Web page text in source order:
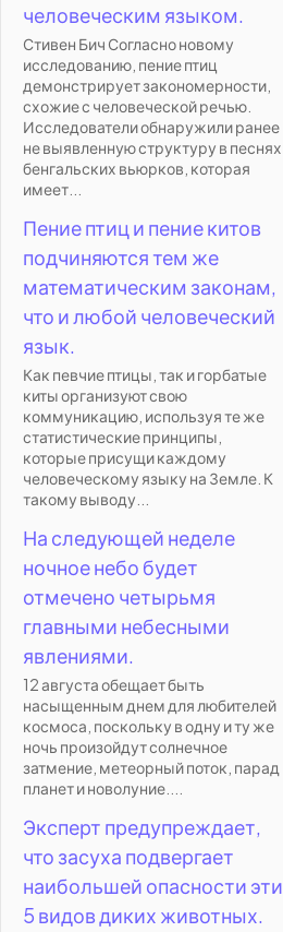
человеческим языком.
Стивен Бич Согласно новому
исследованию, пение птиц
демонстрирует закономерности,
схожие с человеческой речью.
Исследователи обнаружили ранее
не выявленную структуру в песнях
бенгальских вьюрков, которая
имеет...
Пение птиц и пение китов
подчиняются тем же
математическим законам,
что и любой человеческий
язык.
Как певчие птицы, так и горбатые
киты организуют свою
коммуникацию, используя те же
статистические принципы,
которые присущи каждому
человеческому языку на Земле. К
такому выводу...
На следующей неделе
ночное небо будет
отмечено четырьмя
главными небесными
явлениями.
12 августа обещает быть
насыщенным днем для любителей
космоса, поскольку в одну и ту же
ночь произойдут солнечное
затмение, метеорный поток, парад
планет и новолуние....
Эксперт предупреждает,
что засуха подвергает
наибольшей опасности эти
5 видов диких животных.